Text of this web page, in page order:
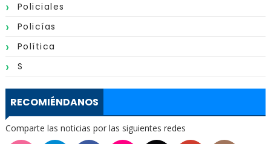
Policiales
Policías
Política
S
RECOMIÉNDANOS
Comparte las noticias por las siguientes redes